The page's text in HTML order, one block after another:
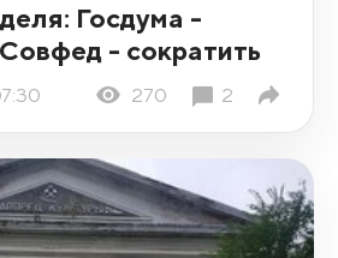
Госдума -
- сократить
270 2